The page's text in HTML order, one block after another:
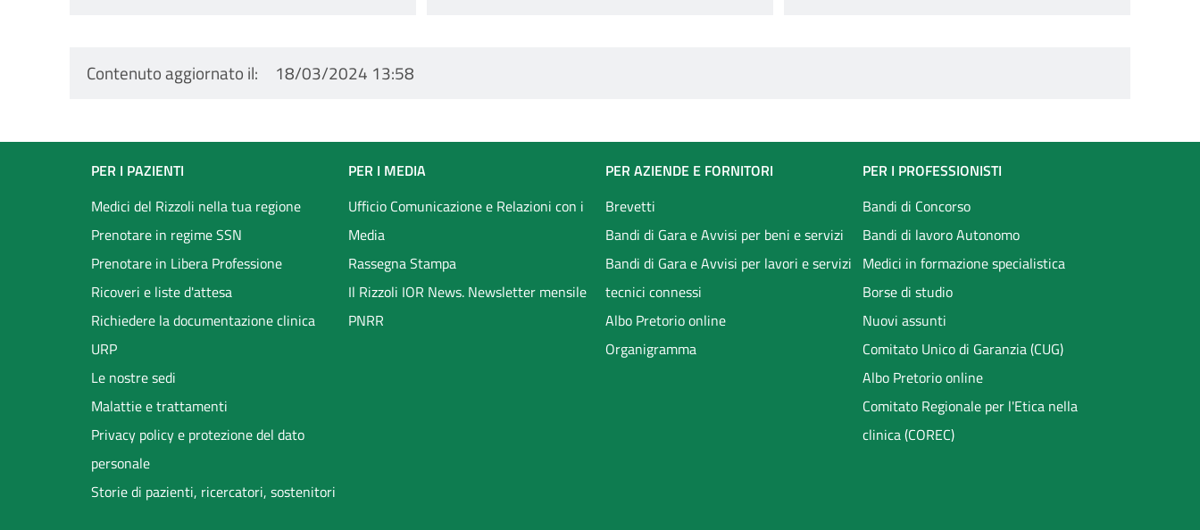
Contenuto aggiornato il 18/03/2024 13:58
Footer
menu
PER I PAZIENTI
Medici del Rizzoli nella tua regione
Prenotare in regime SSN
Prenotare in Libera Professione
Ricoveri e liste d'attesa
Richiedere la documentazione clinica
URP
Le nostre sedi
Malattie e trattamenti
Privacy policy e protezione del dato
personale
Storie di pazienti, ricercatori, sostenitori
PER I MEDIA
Ufficio Comunicazione e Relazioni con i
Media
Rassegna Stampa
Il Rizzoli IOR News. Newsletter mensile
PNRR
PER AZIENDE E FORNITORI
Brevetti
Bandi di Gara e Avvisi per beni e servizi
Bandi di Gara e Avvisi per lavori e servizi
tecnici connessi
Albo Pretorio online
Organigramma
PER I PROFESSIONISTI
Bandi di Concorso
Bandi di lavoro Autonomo
Medici in formazione specialistica
Borse di studio
Nuovi assunti
Comitato Unico di Garanzia (CUG)
Albo Pretorio online
Comitato Regionale per l'Etica nella
clinica (COREC)